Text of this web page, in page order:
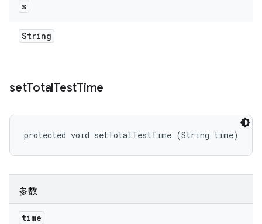
s
String
setTotalTestTime
protected void setTotalTestTime (String time)
参数
time